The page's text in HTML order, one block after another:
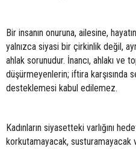
Bir insanın onuruna, ailesine,
yalnızca siyasi bir çirkinlik değil,
ahlak sorunudur. İnancı, ahlakı ve
düşürmeyenlerin; iftira karşısında
desteklemesi kabul edilemez.
Kadınların siyasetteki varlığını
korkutamayacak, susturamayacak